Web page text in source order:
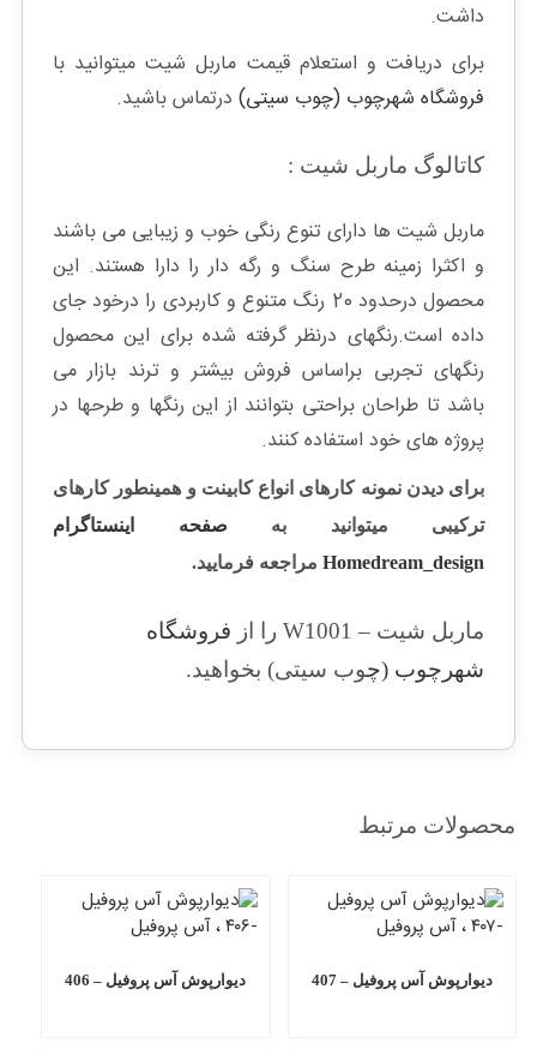
داشت.
برای دریافت و استعلام قیمت ماربل شیت میتوانید با
فروشگاه شهرچوب (چوب سیتی) درتماس باشید.
کاتالوگ ماربل شیت :
ماربل شیت ها دارای تنوع رنگی خوب و زیبایی می باشند
و اکثرا زمینه طرح سنگ و رگه دار را دارا هستند. این
محصول درحدود 20 رنگ متنوع و کاربردی را درخود جای
داده است.رنگهای درنظر گرفته شده برای این محصول
رنگهای تجربی براساس فروش بیشتر و ترند بازار می
باشد تا طراحان براحتی بتوانند از این رنگها و طرحها در
پروژه های خود استفاده کنند.
برای دیدن نمونه کارهای انواع کابینت و همینطور کارهای
ترکیبی میتوانید به صفحه اینستاگرام
Homedream_design مراجعه فرمایید.
ماربل شیت – W1001 را از
فروشگاه
شهرچوب (چوب سیتی) بخواهید.
محصولات مرتبط
دیوارپوش آس پروفیل – 407 دیوارپوش آس پروفیل – 406